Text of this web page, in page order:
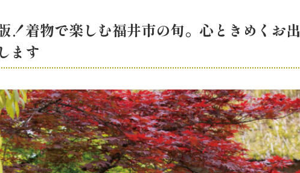
！着物で楽しむ福井市の旬。心ときめくお出
ます